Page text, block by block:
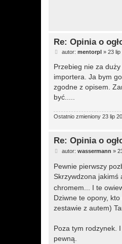
Re: Opinia o
P
s
autor: mentorpl » 23 lip
Przebieg nie za
importera. Ja bym
zgodne z opisem.
być.....
Ostatnio zmieniony 23 lip
Re: Opinia o
P
t
autor: wassermann »
Pewnie pierwszy
Skrzywdzona
chromem... I te
Dziwne te opony,
zestawie z autem)
Poza tym rodzynek.
pewną.